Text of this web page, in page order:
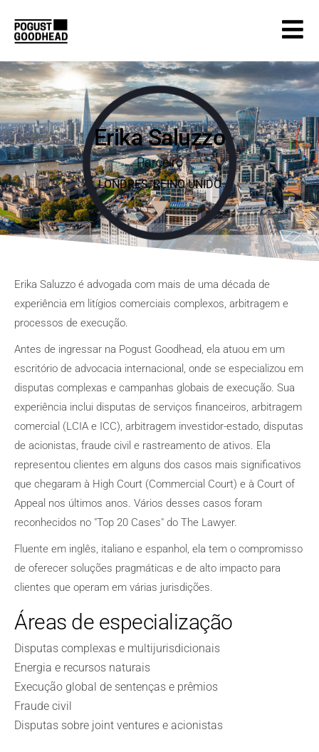
Erika Saluzzo
Parceiro
LONDRES, REINOUNIDO
Erika Saluzzo é advogada com mais de uma década de
experiência em litígios comerciais complexos, arbitragem e
processos de execução.
Antes de ingressar na Pogust Goodhead, ela atuou em um
escritório de advocacia internacional, onde se especializou em
disputas complexas e campanhas globais de execução. Sua
experiência inclui disputas de serviços financeiros, arbitragem
comercial (LCIA e ICC), arbitragem investidor-estado, disputas
de acionistas, fraude civil e rastreamento de ativos. Ela
representou clientes em alguns dos casos mais significativos
que chegaram à High Court (Commercial Court) e à Court of
Appeal nos últimos anos. Vários desses casos foram
reconhecidos no "Top 20 Cases" do The Lawyer.
Fluente em inglês, italiano e espanhol, ela tem o compromisso
de oferecer soluções pragmáticas e de alto impacto para
clientes que operam em várias jurisdições.
Áreas de especialização
Disputas complexas e multijurisdicionais
Energia e recursos naturais
Execução global de sentenças e prêmios
Fraude civil
Disputas sobre joint ventures e acionistas